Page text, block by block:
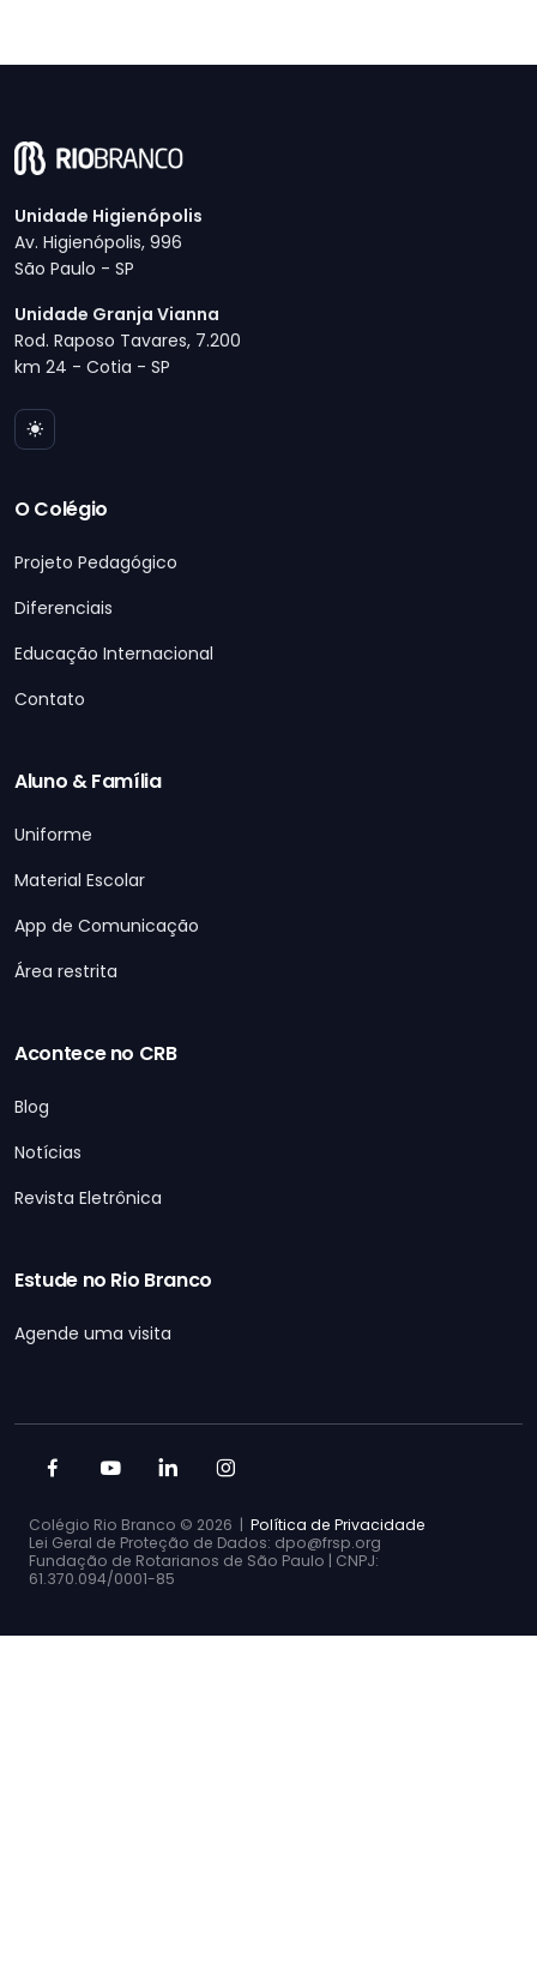
Unidade Higienópolis
Av. Higienópolis, 996
São Paulo - SP
Unidade Granja Vianna
Rod. Raposo Tavares, 7.200
km 24 - Cotia - SP
O Colégio
Projeto Pedagógico
Diferenciais
Educação Internacional
Contato
Aluno & Família
Uniforme
Material Escolar
App de Comunicação
Área restrita
Acontece no CRB
Blog
Notícias
Revista Eletrônica
Estude no Rio Branco
Agende uma visita
Colégio Rio Branco © 2026 | Política de Privacidade
Lei Geral de Proteção de Dados: dpo@frsp.org
Fundação de Rotarianos de São Paulo | CNPJ:
61.370.094/0001-85